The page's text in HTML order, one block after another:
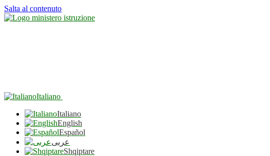
Salta al contenuto
Italiano
Italiano
English
Español
عربى
Shqiptare